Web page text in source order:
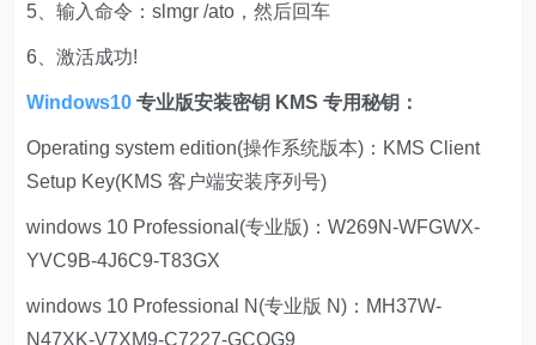
5、输入命令：slmgr /ato，然后回车
6、激活成功!
Windows10 专业版安装密钥 KMS 专用秘钥：
Operating system edition(操作系统版本)：KMS Client
Setup Key(KMS 客户端安装序列号)
windows 10 Professional(专业版)：W269N-WFGWX-
YVC9B-4J6C9-T83GX
windows 10 Professional N(专业版 N)：MH37W-
N47XK-V7XM9-C7227-GCQG9